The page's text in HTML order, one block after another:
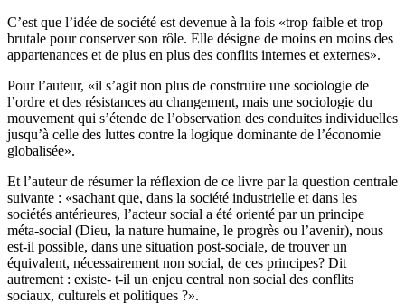
C’est que l’idée de société est devenue à la fois «trop faible et trop
brutale pour conserver son rôle. Elle désigne de moins en moins des
appartenances et de plus en plus des conflits internes et externes».
Pour l’auteur, «il s’agit non plus de construire une sociologie de
l’ordre et des résistances au changement, mais une sociologie du
mouvement qui s’étende de l’observation des conduites individuelles
jusqu’à celle des luttes contre la logique dominante de l’économie
globalisée».
Et l’auteur de résumer la réflexion de ce livre par la question centrale
suivante : «sachant que, dans la société industrielle et dans les
sociétés antérieures, l’acteur social a été orienté par un principe
méta-social (Dieu, la nature humaine, le progrès ou l’avenir), nous
est-il possible, dans une situation post-sociale, de trouver un
équivalent, nécessairement non social, de ces principes? Dit
autrement : existe- t-il un enjeu central non social des conflits
sociaux, culturels et politiques ?».